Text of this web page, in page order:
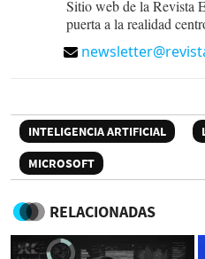
Sitio web de la Revista
puerta a la realidad
INTELIGENCIA ARTIFICIAL
MICROSOFT
RELACIONADAS